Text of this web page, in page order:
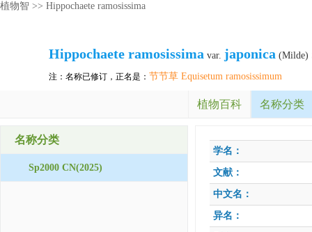
植物智 >> Hippochaete ramosissima
Hippochaete ramosissima var. japonica (Milde)
注：名称已修订，正名是： 节节草 Equisetum ramosissimum
植物百科 名称分类
名称分类
Sp2000 CN(2025)
学名：
文献：
中文名：
异名：